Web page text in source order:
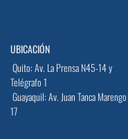
UBICACIÓN
Quito: Av. La Prensa N45-14 y
Telégrafo 1
Guayaquil: Av. Juan Tanca
17